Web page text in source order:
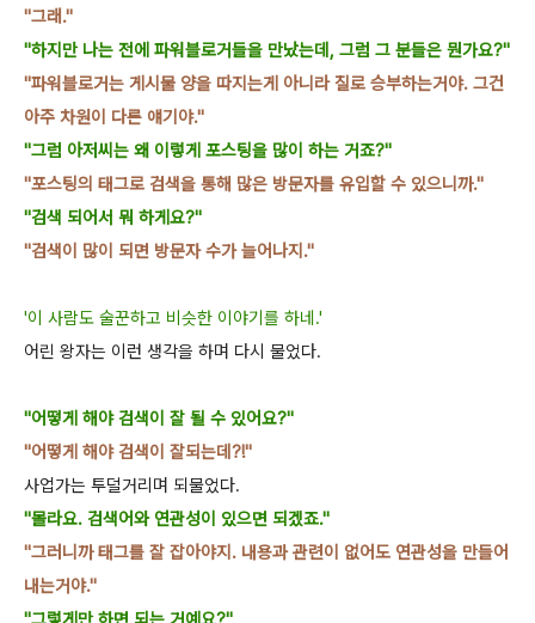
"그래."
"하지만 나는 전에 파워블로거들을 만났는데, 그럼 그 분들은 뭔가요?"
"파워블로거는 게시물 양을 따지는게 아니라 질로 승부하는거야. 그건
아주 차원이 다른 얘기야."
"그럼 아저씨는 왜 이렇게 포스팅을 많이 하는 거죠?"
"포스팅의 태그로 검색을 통해 많은 방문자를 유입할 수 있으니까."
"검색 되어서 뭐 하게요?"
"검색이 많이 되면 방문자 수가 늘어나지 ."
'이 사람도 술꾼하고 비슷한 이야기를 하네.'
어린 왕자는 이런 생각을 하며 다시 물었다.
"어떻게 해야 검색이 잘 될 수 있어요?"
"어떻게 해야 검색이 잘되는데 ?!"
사업가는 투덜거리며 되물었다.
"몰라요. 검색어와 연관성이 있으면 되겠죠."
"그러니까 태그를 잘 잡아야지 . 내용과 관련이 없어도 연관성을 만들어
내는거야."